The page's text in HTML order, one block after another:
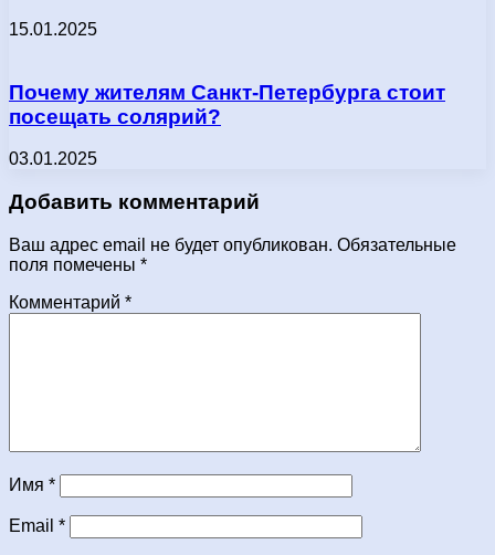
15.01.2025
Почему жителям Санкт-Петербурга стоит
посещать солярий?
03.01.2025
Добавить комментарий
Ваш адрес email не будет опубликован. Обязательные
поля помечены *
Комментарий *
Имя *
Email *